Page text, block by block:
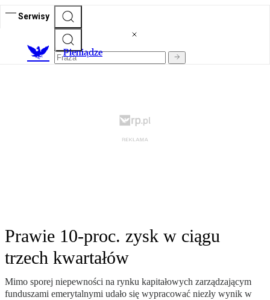
Serwisy
Pieniądze
Prawie 10-proc. zysk w ciągu
trzech kwartałów
Mimo sporej niepewności na rynku kapitałowych zarządzającym
funduszami emerytalnymi udało się wypracować niezły wynik w